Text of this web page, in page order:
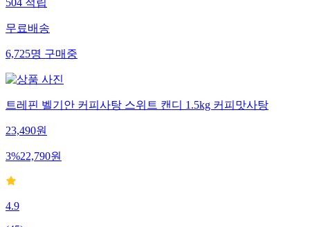
504적립
무료배송
6,725명구매중
트레핀 벨기안 커피사탕 스위트 캔디 1.5kg 커피맛사탕
23,490원
3%22,790원
4.9